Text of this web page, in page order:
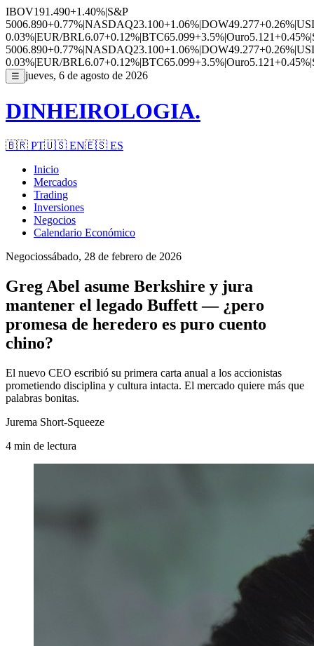
IBOV191.490+1.40%|S&P
5006.890+0.77%|NASDAQ23.100+1.06%|DOW49.277+0.26%|
0.03%|EUR/BRL6.07+0.12%|BTC65.099+3.5%|Ouro5.121+0.45%|
5006.890+0.77%|NASDAQ23.100+1.06%|DOW49.277+0.26%|
0.03%|EUR/BRL6.07+0.12%|BTC65.099+3.5%|Ouro5.121+0.45%|
☰ jueves, 6 de agosto de 2026
DINHEIROLOGIA.
🇧🇷 PT🇺🇸 EN🇪🇸 ES
Inicio
Mercados
Trading
Inversiones
Negocios
Calendario Económico
Negociossábado, 28 de febrero de 2026
Greg Abel asume Berkshire y jura
mantener el legado Buffett — ¿pero
promesa de heredero es puro cuento
chino?
El nuevo CEO escribió su primera carta anual a los accionistas
prometiendo disciplina y cultura intacta. El mercado quiere más que
palabras bonitas.
Jurema Short-Squeeze
4 min de lectura